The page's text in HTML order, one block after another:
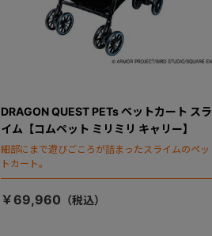
DRAGON QUEST PETs ペットカート スラ
イム【コムペット ミリミリ キャリー】
細部にまで遊びごころが詰まったスライムのペッ
トカート。
￥69,960